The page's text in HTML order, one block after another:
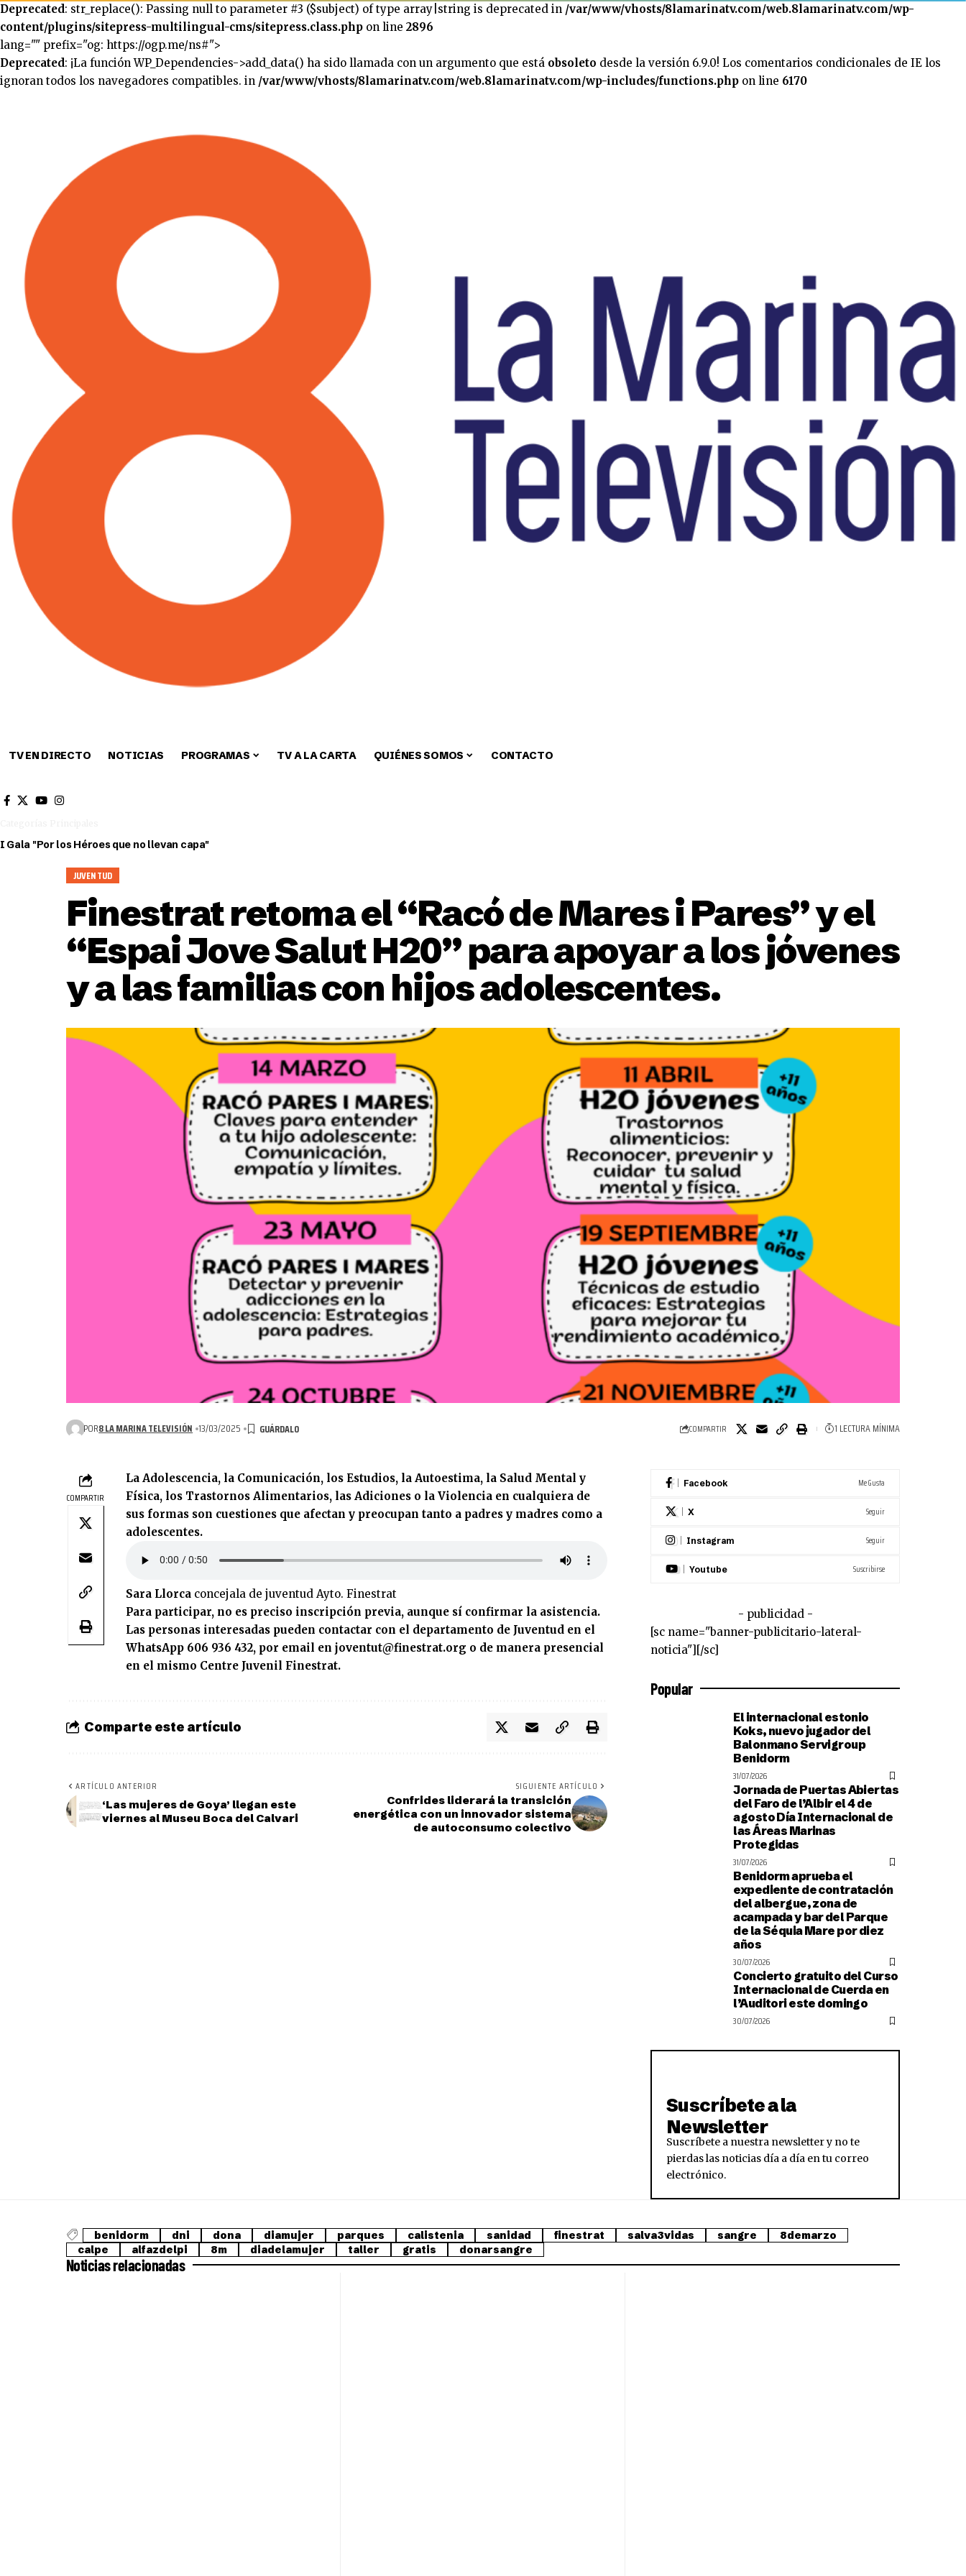
Deprecated: str_replace(): Passing null to parameter #3 ($subject) of type array|string is deprecated in /var/www/vhosts/8lamarinatv.com/web.8lamarinatv.com/wp-
content/plugins/sitepress-multilingual-cms/sitepress.class.php on line 2896
lang="" prefix="og: https://ogp.me/ns#">
Deprecated: ¡La función WP_Dependencies->add_data() ha sido llamada con un argumento que está obsoleto desde la versión 6.9.0! Los comentarios condicionales de IE los
ignoran todos los navegadores compatibles. in /var/www/vhosts/8lamarinatv.com/web.8lamarinatv.com/wp-includes/functions.php on line 6170
TV EN DIRECTO NOTICIAS PROGRAMAS TV A LA CARTA QUIÉNES SOMOS CONTACTO
I Gala "Por los Héroes que no llevan capa"
JUVENTUD
Finestrat retoma el “Racó de Mares i Pares” y el
“Espai Jove Salut H20” para apoyar a los jóvenes
y a las familias con hijos adolescentes.
POR8 LA MARINA TELEVISIÓN 13/03/2025 COMPARTIR 1 LECTURA MÍNIMA
COMPARTIR
La Adolescencia, la Comunicación, los Estudios, la Autoestima, la Salud Mental y
Física, los Trastornos Alimentarios, las Adiciones o la Violencia en cualquiera de
sus formas son cuestiones que afectan y preocupan tanto a padres y madres como a
adolescentes.
Sara Llorca concejala de juventud Ayto. Finestrat
Para participar, no es preciso inscripción previa, aunque sí confirmar la asistencia.
Las personas interesadas pueden contactar con el departamento de Juventud en el
WhatsApp 606 936 432, por email en joventut@finestrat.org o de manera presencial
en el mismo Centre Juvenil Finestrat.
Comparte este artículo
ARTÍCULO ANTERIOR
‘Las mujeres de Goya’ llegan este
viernes al Museu Boca del Calvari
SIGUIENTE ARTÍCULO
Confrides liderará la transición
energética con un innovador sistema
de autoconsumo colectivo
Facebook Me Gusta
X Seguir
Instagram Seguir
Youtube Suscribirse
- publicidad -
[sc name="banner-publicitario-lateral-
noticia"][/sc]
Popular
El internacional estonio
Koks, nuevo jugador del
Balonmano Servigroup
Benidorm
31/07/2026
Jornada de Puertas Abiertas
del Faro de l’Albir el 4 de
agosto Día Internacional de
las Áreas Marinas
Protegidas
31/07/2026
Benidorm aprueba el
expediente de contratación
del albergue, zona de
acampada y bar del Parque
de la Séquia Mare por diez
años
30/07/2026
Concierto gratuito del Curso
Internacional de Cuerda en
l’Auditori este domingo
30/07/2026
Suscríbete a la
Newsletter
Suscríbete a nuestra newsletter y no te
pierdas las noticias día a día en tu correo
electrónico.
benidorm dni dona diamujer parques calistenia sanidad finestrat salva3vidas sangre
8demarzo
calpe
alfazdelpi 8m diadelamujer taller gratis donarsangre
Noticias relacionadas